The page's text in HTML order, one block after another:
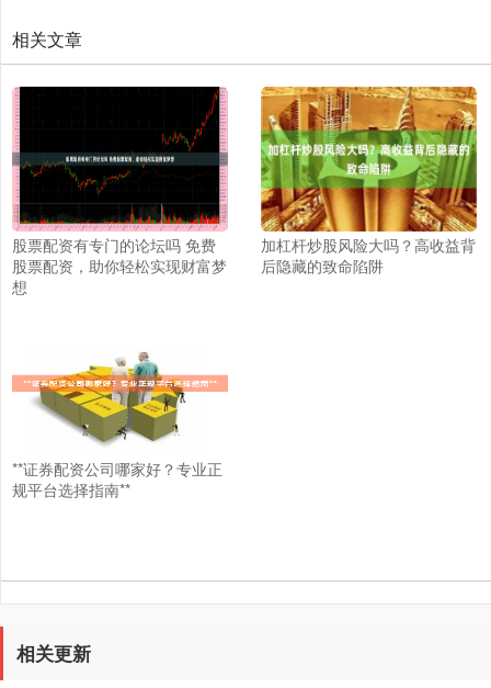
相关文章
股票配资有专门的论坛吗 免费
股票配资，助你轻松实现财富梦
想
加杠杆炒股风险大吗？高收益背
后隐藏的致命陷阱
**证券配资公司哪家好？专业正
规平台选择指南**
相关更新